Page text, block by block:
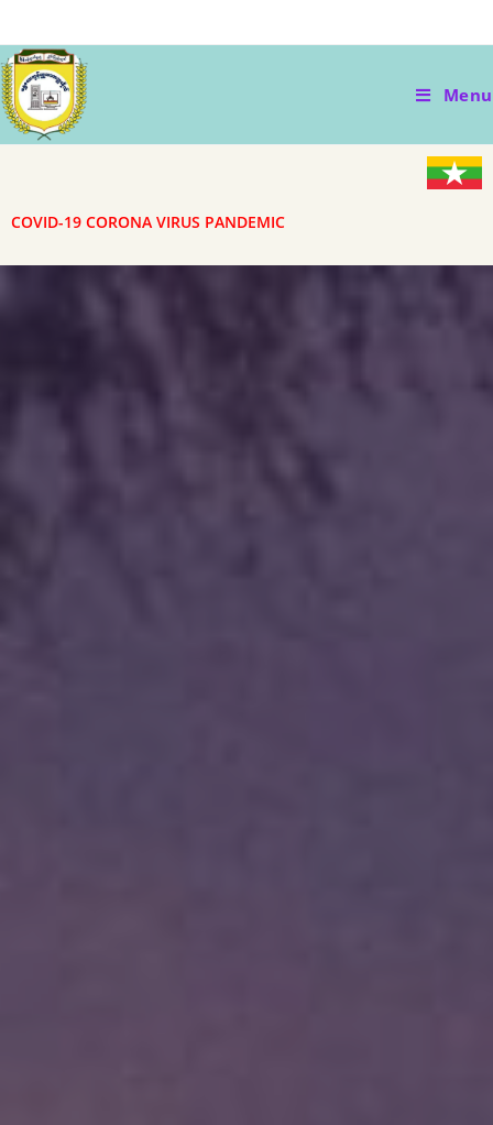
Menu
COVID-19 CORONA VIRUS PANDEMIC